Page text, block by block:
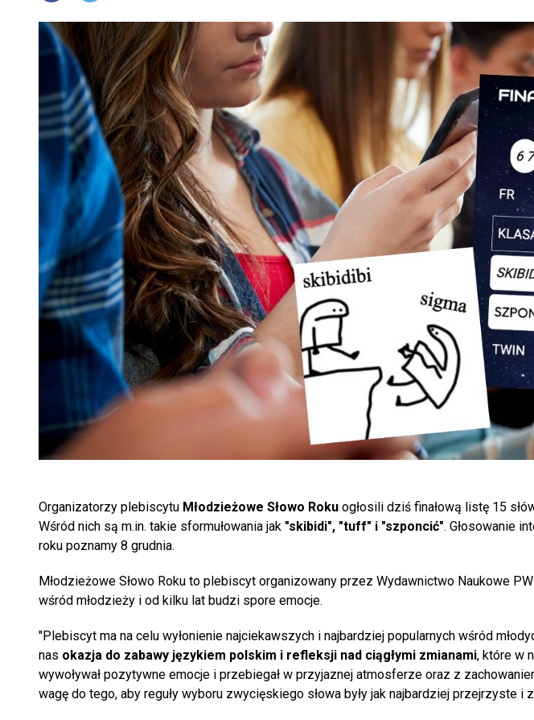
Organizatorzy plebiscytu Młodzieżowe Słowo Roku ogłosili dziś finałową listę 15
Wśród nich są m.in. takie sformułowania jak "skibidi", "tuff" i "szponcić". Głosowanie
roku poznamy 8 grudnia.
Młodzieżowe Słowo Roku to plebiscyt organizowany przez Wydawnictwo Naukowe
wśród młodzieży i od kilku lat budzi spore emocje.
"Plebiscyt ma na celu wyłonienie najciekawszych i najbardziej popularnych wśród
nas okazja do zabawy językiem polskim i refleksji nad ciągłymi zmianami, które w
wywoływał pozytywne emocje i przebiegał w przyjaznej atmosferze oraz z
wagę do tego, aby reguły wyboru zwycięskiego słowa były jak najbardziej przejrzyste i